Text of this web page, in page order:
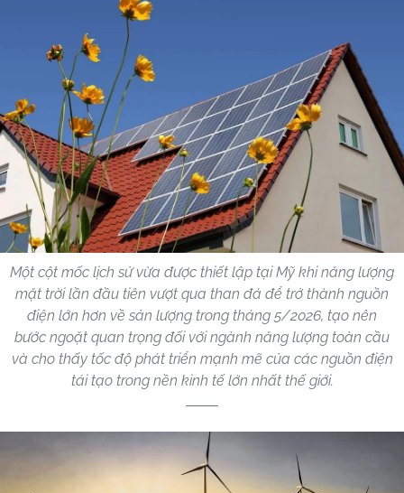
Một cột mốc lịch sử vừa được thiết lập tại Mỹ khi năng lượng
mặt trời lần đầu tiên vượt qua than đá để trở thành nguồn
điện lớn hơn về sản lượng trong tháng 5/2026, tạo nên
bước ngoặt quan trọng đối với ngành năng lượng toàn cầu
và cho thấy tốc độ phát triển mạnh mẽ của các nguồn điện
tái tạo trong nền kinh tế lớn nhất thế giới.